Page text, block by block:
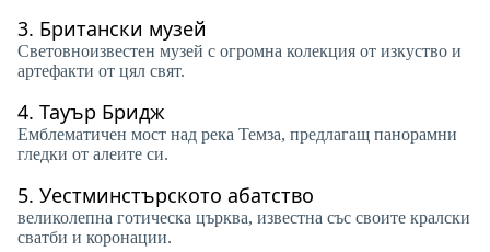
3. Британски музей
Световноизвестен музей с огромна колекция от изкуство и
артефакти от цял ​​свят.
4. Тауър Бридж
Емблематичен мост над река Темза, предлагащ панорамни
гледки от алеите си.
5. Уестминстърското абатство
великолепна готическа църква, известна със своите кралски
сватби и коронации.